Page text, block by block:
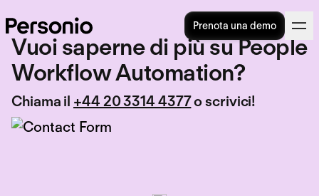
Prenota una demo
Vuoi saperne di più su People
Workflow Automation?
Chiama il +44 20 3314 4377o scrivici!